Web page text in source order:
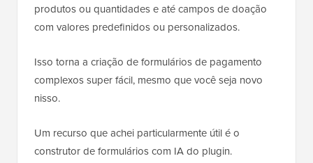
produtos ou quantidades e até campos de doação
com valores predefinidos ou personalizados.
Isso torna a criação de formulários de pagamento
complexos super fácil, mesmo que você seja novo
nisso.
Um recurso que achei particularmente útil é o
construtor de formulários com IA do plugin.